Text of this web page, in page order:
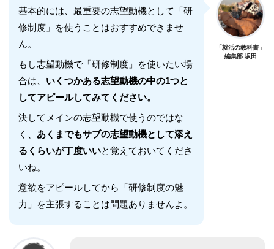
基本的には、最重要の志望動機として「研
修制度」を使うことはおすすめできませ
ん。
もし志望動機で「研修制度」を使いたい場
合は、 いくつかある志望動機の中の1つと
してアピールしてみてください。
決してメインの志望動機で使うのではな
く、 あくまでもサブの志望動機として添え
るくらいが丁度いいと覚えておいてくださ
いね。
意欲をアピールしてから「研修制度の魅
力」を主張することは問題ありませんよ。
「就活の教科書」
編集部 坂田